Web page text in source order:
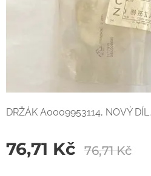
DRŽÁK A0009953114, NOVÝ DÍL.
76,71 Kč 76,71Kč